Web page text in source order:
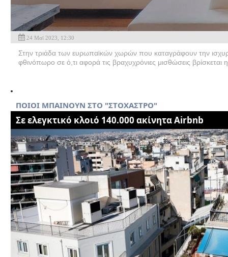
24 Μαϊ 2023, 12:30
Στην τριάδα των ευρωπαϊκών χωρών που καταγράφουν την
φθινόπωρο σε ό,τι αφορά τις βραχυχρόνιες μισθώσεις
ΠΟΙΟΙ ΜΠΑΙΝΟΥΝ ΣΤΟ "ΣΤΟΧΑΣΤΡΟ"
Σε ελεγκτικό κλοιό 140.000 ακίνητα Airbnb